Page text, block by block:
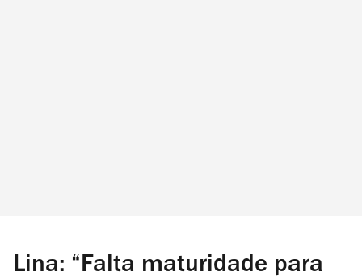
Lina: “Falta maturidade para